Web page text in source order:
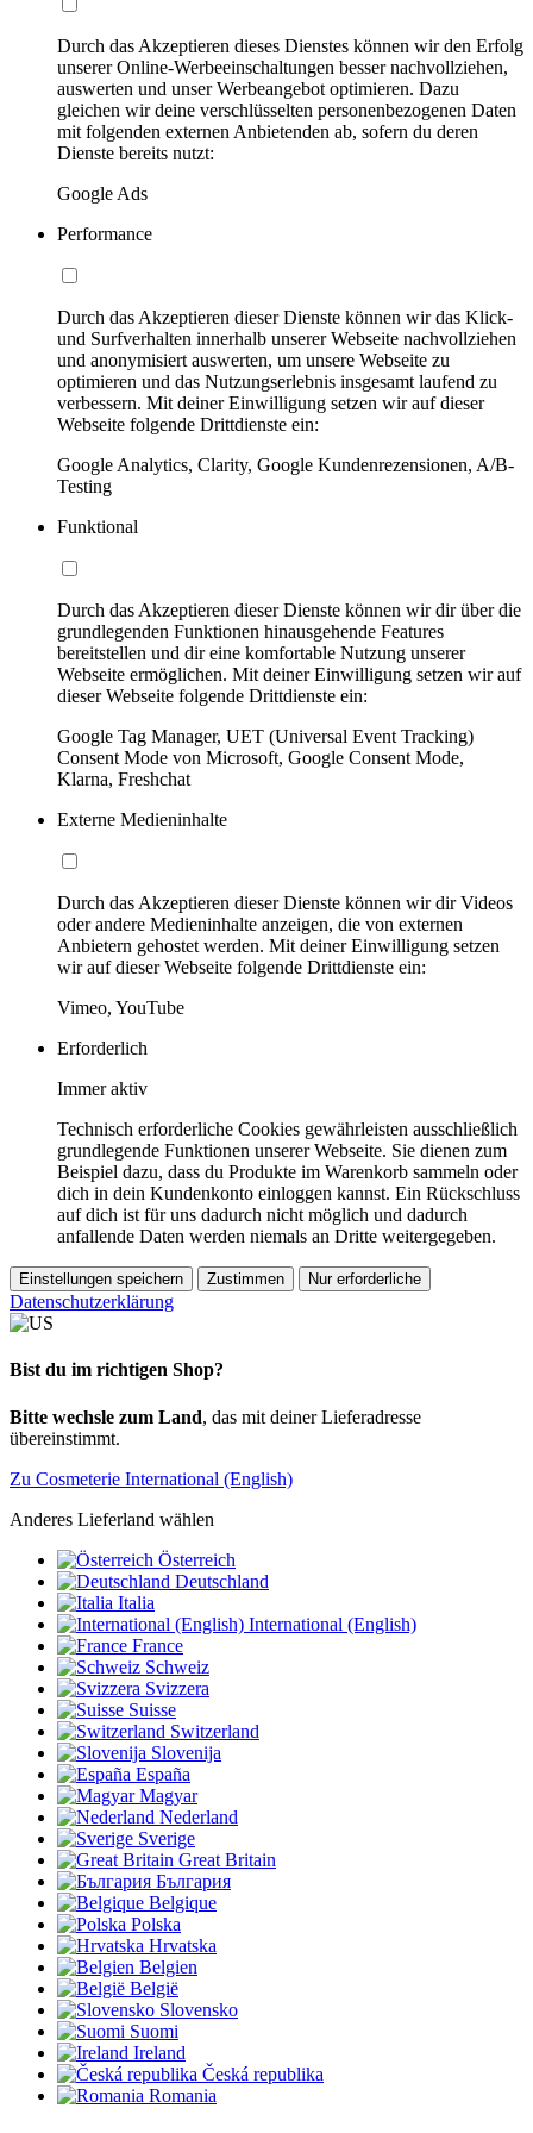
Durch das Akzeptieren dieses Dienstes können wir den Erfolg
unserer Online-Werbeeinschaltungen besser nachvollziehen,
auswerten und unser Werbeangebot optimieren. Dazu
gleichen wir deine verschlüsselten personenbezogenen Daten
mit folgenden externen Anbietenden ab, sofern du deren
Dienste bereits nutzt:
Google Ads
Performance
Durch das Akzeptieren dieser Dienste können wir das Klick-
und Surfverhalten innerhalb unserer Webseite nachvollziehen
und anonymisiert auswerten, um unsere Webseite zu
optimieren und das Nutzungserlebnis insgesamt laufend zu
verbessern. Mit deiner Einwilligung setzen wir auf dieser
Webseite folgende Drittdienste ein:
Google Analytics, Clarity, Google Kundenrezensionen, A/B-
Testing
Funktional
Durch das Akzeptieren dieser Dienste können wir dir über die
grundlegenden Funktionen hinausgehende Features
bereitstellen und dir eine komfortable Nutzung unserer
Webseite ermöglichen. Mit deiner Einwilligung setzen wir auf
dieser Webseite folgende Drittdienste ein:
Google Tag Manager, UET (Universal Event Tracking)
Consent Mode von Microsoft, Google Consent Mode,
Klarna, Freshchat
Externe Medieninhalte
Durch das Akzeptieren dieser Dienste können wir dir Videos
oder andere Medieninhalte anzeigen, die von externen
Anbietern gehostet werden. Mit deiner Einwilligung setzen
wir auf dieser Webseite folgende Drittdienste ein:
Vimeo, YouTube
Erforderlich
Immer aktiv
Technisch erforderliche Cookies gewährleisten ausschließlich
grundlegende Funktionen unserer Webseite. Sie dienen zum
Beispiel dazu, dass du Produkte im Warenkorb sammeln oder
dich in dein Kundenkonto einloggen kannst. Ein Rückschluss
auf dich ist für uns dadurch nicht möglich und dadurch
anfallende Daten werden niemals an Dritte weitergegeben.
Einstellungen speichern Zustimmen Nur erforderliche
Datenschutzerklärung
Bist du im richtigen Shop?
Bitte wechsle zum Land, das mit deiner Lieferadresse
übereinstimmt.
Zu Cosmeterie International (English)
Anderes Lieferland wählen
Österreich
Deutschland
Italia
International (English)
France
Schweiz
Svizzera
Suisse
Switzerland
Slovenija
España
Magyar
Nederland
Sverige
Great Britain
България
Belgique
Polska
Hrvatska
Belgien
België
Slovensko
Suomi
Ireland
Česká republika
Romania